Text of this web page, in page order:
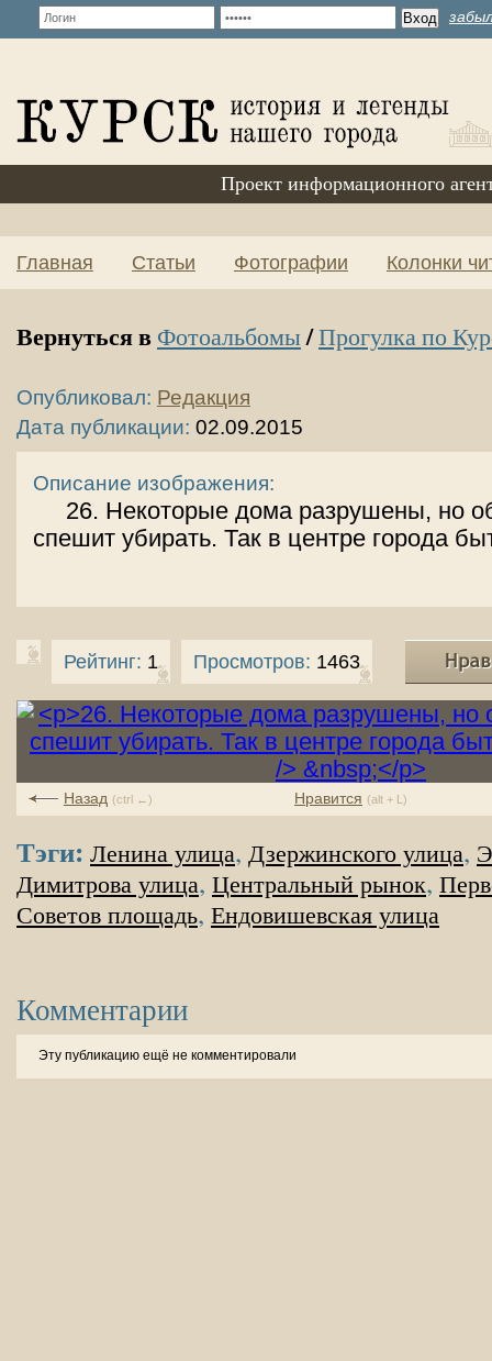
Проект информационного
Главная Статьи Фотографии Колонки
Вернуться в Фотоальбомы/Прогулка по
Опубликовал: Редакция
Дата публикации: 02.09.2015
Описание изображения:
26. Некоторые дома разрушены, но
спешит убирать. Так в центре города
Рейтинг: 1 Просмотров: 1463
Нравится (alt + L)
Назад (ctrl ←)
Тэги: Ленина улица, Дзержинского улица,
Димитрова улица, Центральный рынок,
Советов площадь, Ендовишевская улица
Комментарии
Эту публикацию ещё не комментировали